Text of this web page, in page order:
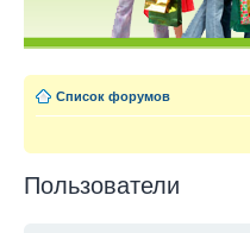
Список форумов
Пользователи